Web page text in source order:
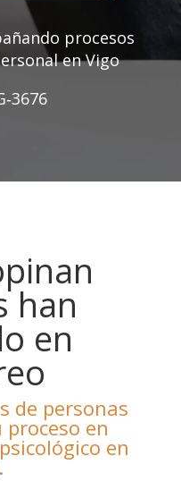
procesos
en Vigo
han
en
de personas
en
en